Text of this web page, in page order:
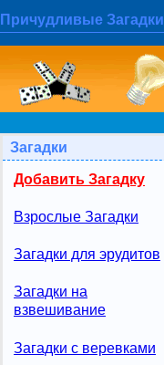
Причудливые
Загадки
Добавить Загадку
Взрослые Загадки
Загадки для эрудитов
Загадки на
взвешивание
Загадки с веревками